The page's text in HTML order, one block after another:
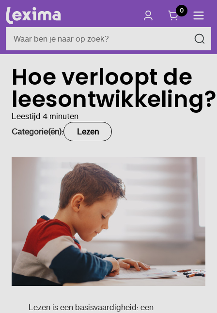
0
Hoe verloopt de
leesontwikkeling?
Leestijd 4 minuten
Categorie(ën):
Lezen
Lezen is een basisvaardigheid: een